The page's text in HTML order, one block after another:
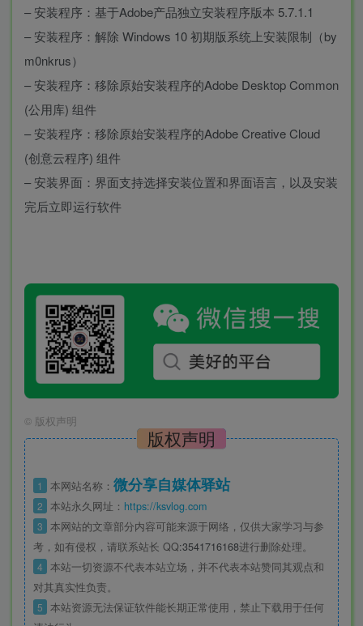
– 安装程序：基于Adob​​e产品独立安装程序版本 5.7.1.1
– 安装程序：解除 Windows 10 初期版系统上安装限制（by
m0nkrus）
– 安装程序：移除原始安装程序的Adobe Desktop Common
(公用库) 组件
– 安装程序：移除原始安装程序的Adobe Creative Cloud
(创意云程序) 组件
– 安装界面：界面支持选择安装位置和界面语言，以及安装
完后立即运行软件
© 版权声明
版权声明
1 本网站名称： 微分享自媒体驿站
2 本站永久网址： https://ksvlog.com
3 本网站的文章部分内容可能来源于网络，仅供大家学习与参
考，如有侵权，请联系站长 QQ:3541716168进行删除处理。
4 本站一切资源不代表本站立场，并不代表本站赞同其观点和
对其真实性负责。
5 本站资源无法保证软件能长期正常使用，禁止下载用于任何